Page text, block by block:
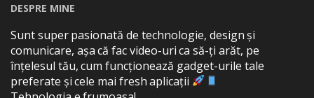
DESPRE MINE
Sunt super pasionată de technologie, design și
comunicare, așa că fac video-uri ca să-ți arăt, pe
înțelesul tău, cum funcționează gadget-urile tale
preferate și cele mai fresh aplicații